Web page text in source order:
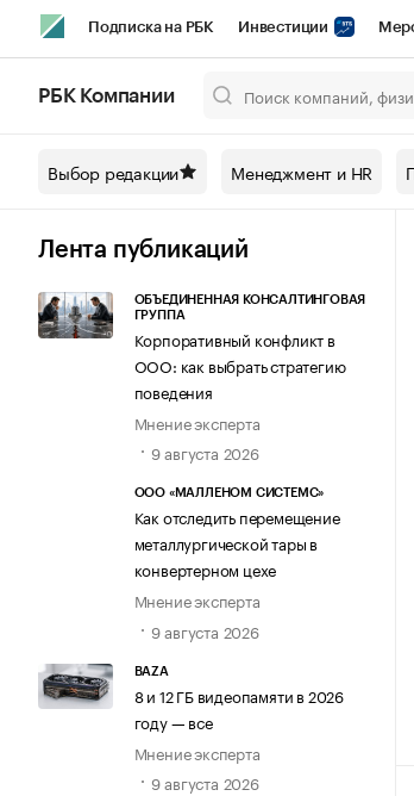
Подписка на РБК Инвестиции
Спецпроекты СПб Конференции СПб
Технологии и медиа Рынок
РБК Компании
Выбор редакции Менеджмент и HR
Лента публикаций
ОБЪЕДИНЕННАЯ КОНСАЛТИНГОВАЯ
ГРУППА
Корпоративный конфликт в
ООО: как выбрать стратегию
поведения
Мнение эксперта
9 августа 2026
ООО «МАЛЛЕНОМ СИСТЕМС»
Как отследить перемещение
металлургической тары в
конвертерном цехе
Мнение эксперта
9 августа 2026
BAZA
8 и 12 ГБ видеопамяти в 2026
году — все
Мнение эксперта
9 августа 2026